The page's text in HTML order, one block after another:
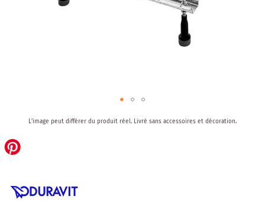
the
beginning
images
gallery
L'image peut différer du produit réel. Livré sans accessoires et décoration.